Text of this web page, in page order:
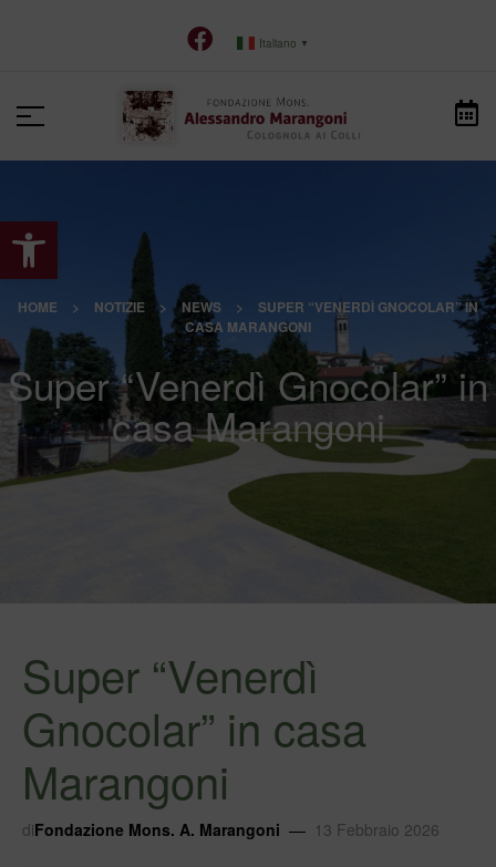
Apri la barra degli strumenti
Italiano ▼
HOME > NOTIZIE > NEWS >
SUPER “VENERDÌ GNOCOLAR” IN
CASA MARANGONI
Super “Venerdì Gnocolar” in
casa Marangoni
Super “Venerdì
Gnocolar” in casa
Marangoni
diFondazione Mons. A. Marangoni 13 Febbraio 2026